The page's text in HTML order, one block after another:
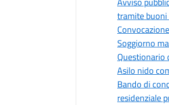
tramite
Soggiorno
Questionario
Asilo nido
Bando di
residenziale